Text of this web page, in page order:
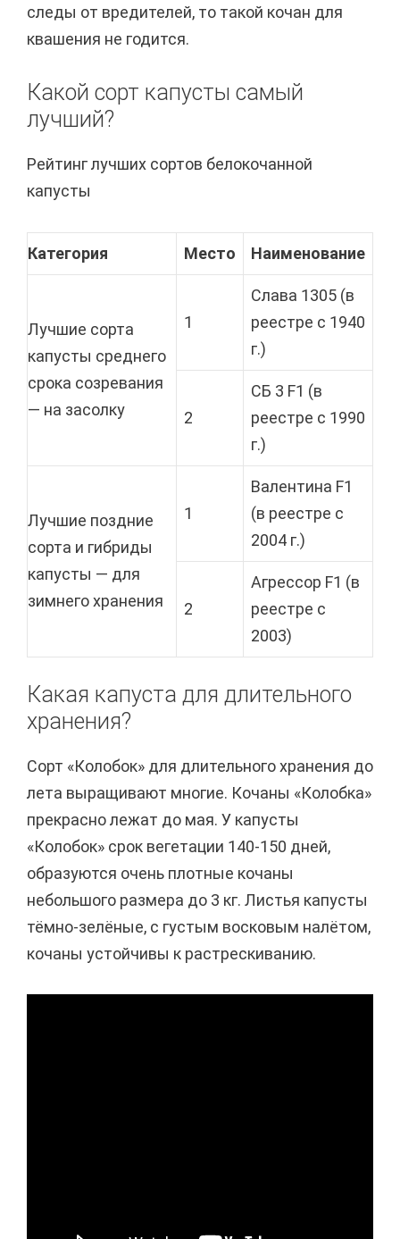
следы от вредителей, то такой кочан для
квашения не годится.
Какой сорт капусты самый
лучший?
Рейтинг лучших сортов белокочанной
капусты
Категория Место Наименование
Лучшие сорта
капусты среднего
срока созревания
— на засолку
1
Слава 1305 (в
реестре с 1940
г.)
2
СБ 3 F1 (в
реестре с 1990
г.)
Лучшие поздние
сорта и гибриды
капусты — для
зимнего хранения
1
Валентина F1
(в реестре с
2004 г.)
2
Агрессор F1 (в
реестре с
2003)
Какая капуста для длительного
хранения?
Сорт «Колобок» для длительного хранения до
лета выращивают многие. Кочаны «Колобка»
прекрасно лежат до мая. У капусты
«Колобок» срок вегетации 140-150 дней,
образуются очень плотные кочаны
небольшого размера до 3 кг. Листья капусты
тёмно-зелёные, с густым восковым налётом,
кочаны устойчивы к растрескиванию.